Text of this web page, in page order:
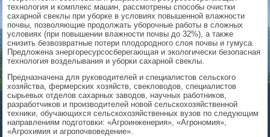
технология и комплекс машин, рассмотрены способы очистки
сахарной свеклы при уборке в условиях повышенной влажности
почвы, позволяющие продолжать уборочные работы в сложных
условиях (при повышении влажности почвы до 32%), а также
снизить безвозвратные потери плодородного слоя почвы и гумуса.
Предложена энергоресурсосберегающая и экологически безопасная
технология возделывания и уборки сахарной свеклы.
Предназначена для руководителей и специалистов сельского
хозяйства, фермерских хозяйств, свекловодов, специалистов
сырьевых отделов сахарных заводов, научных работников,
разработчиков и производителей новой сельскохозяйственной
техники, обучающихся сельскохозяйственных вузов по следующим
направлениям подготовки: «Агроинженерия», «Агрономия»,
«Агрохимия и агропочвоведение».
▼
▼